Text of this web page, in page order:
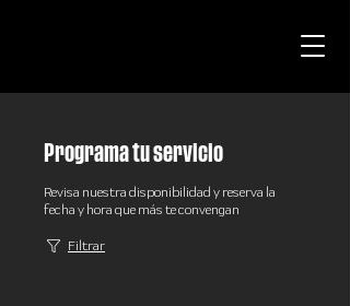
Programa tu servicio
Revisa nuestra disponibilidad y reserva la
fecha y hora que más te convengan
Filtrar